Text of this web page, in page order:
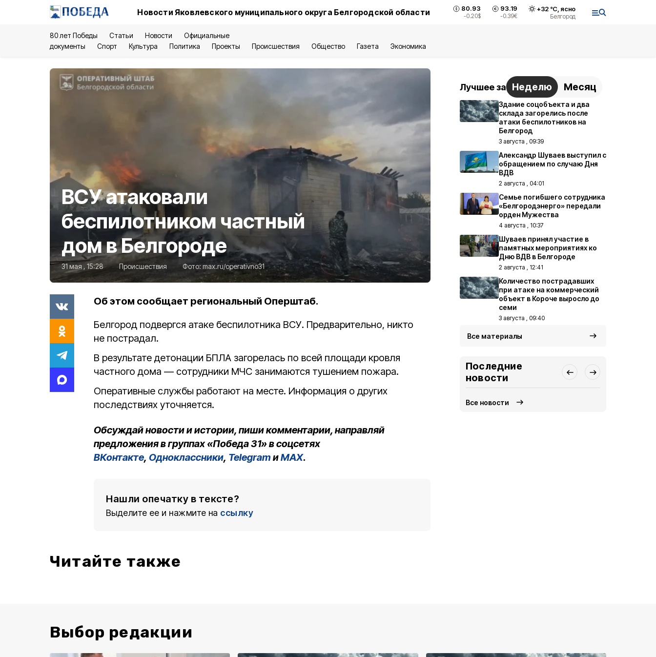
Новости Яковлевского муниципального округа Белгородской области 80.93
-0.20$
93.19
-0.39€
+32°С, ясно
Белгород
80 лет Победы Статьи Новости
Официальные
документы
Спорт Культура Политика Проекты Происшествия Общество Газета Экономика
ВСУ атаковали
беспилотником частный
дом в Белгороде
31 мая , 15:28 Происшествия Фото: max.ru/operativno31
Об этом сообщает региональный Оперштаб.
Белгород подвергся атаке беспилотника ВСУ. Предварительно, никто
не пострадал.
В результате детонации БПЛА загорелась по всей площади кровля
частного дома — сотрудники МЧС занимаются тушением пожара.
Оперативные службы работают на месте. Информация о других
последствиях уточняется.
Обсуждай новости и истории, пиши комментарии, направляй
предложения в группах «Победа 31» в соцсетях
ВКонтакте, Одноклассники, Telegram иMAX.
Нашли опечатку в тексте?
Выделите ее и нажмите на ссылку
Читайте также
Лучшее за Неделю Месяц
Здание соцобъекта и два
склада загорелись после
атаки беспилотников на
Белгород
3 августа , 09:39
Александр Шуваев выступил с
обращением по случаю Дня
ВДВ
2 августа , 04:01
Семье погибшего сотрудника
«Белгородэнерго» передали
орден Мужества
4 августа , 10:37
Шуваев принял участие в
памятных мероприятиях ко
Дню ВДВ в Белгороде
2 августа , 12:41
Количество пострадавших
при атаке на коммерческий
объект в Короче выросло до
семи
3 августа , 09:40
Все материалы
Последние
новости
Все новости
Выбор редакции